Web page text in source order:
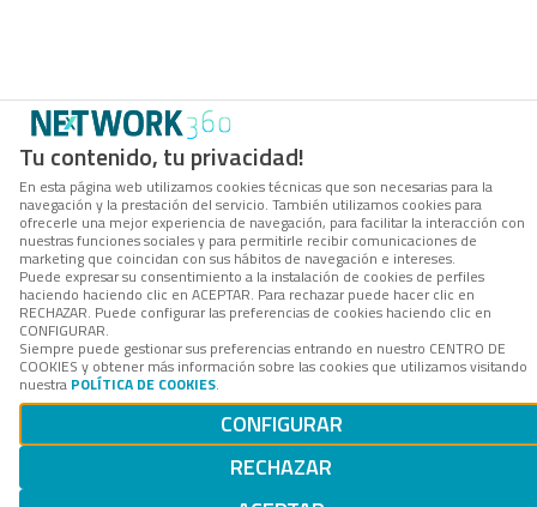
Tu contenido, tu privacidad!
En esta página web utilizamos cookies técnicas que son necesarias para la
navegación y la prestación del servicio. También utilizamos cookies para
ofrecerle una mejor experiencia de navegación, para facilitar la interacción con
nuestras funciones sociales y para permitirle recibir comunicaciones de
marketing que coincidan con sus hábitos de navegación e intereses.
Puede expresar su consentimiento a la instalación de cookies de perfiles
haciendo haciendo clic en ACEPTAR. Para rechazar puede hacer clic en
RECHAZAR. Puede configurar las preferencias de cookies haciendo clic en
CONFIGURAR.
Siempre puede gestionar sus preferencias entrando en nuestro CENTRO DE
COOKIES y obtener más información sobre las cookies que utilizamos visitando
nuestra POLÍTICA DE COOKIES.
CONFIGURAR
RECHAZAR